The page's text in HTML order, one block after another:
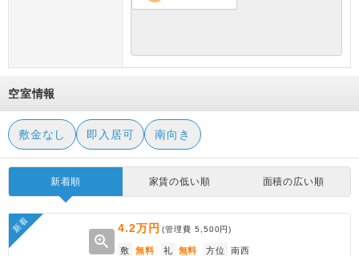
空室情報
敷金なし 即入居可 南向き
新着順 家賃の低い順 面積の広い順
新着
zoom_in
4.2万円 (管理費5,500円)
敷 無料 礼 無料 方位 南西